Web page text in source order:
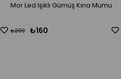
Mor Led Işıklı Gümüş Kına Mumu
₺160
₺200